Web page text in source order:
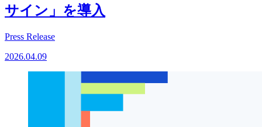
サイン」を導入
Press Release
2026.04.09